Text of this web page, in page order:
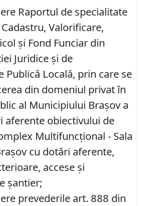
Raportul de specialitate
Valorificare,
şi Fond Funciar din
Juridice şi de
Publică Locală, prin care se
din domeniul privat în
al Municipiului Brașov a
aferente obiectivului de
Multifuncțional - Sala
cu dotări aferente,
accese și
șantier;
prevederile art. 888 din